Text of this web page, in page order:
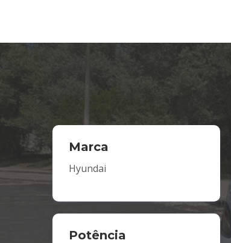
Marca
Hyundai
Potência